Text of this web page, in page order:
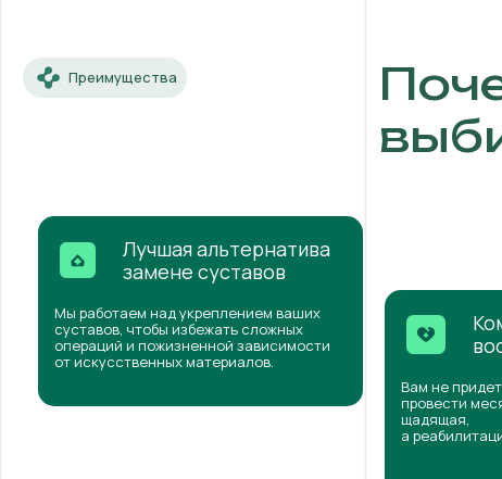
Преимущества
Лучшая альтернатива
замене суставов
Мы работаем над укреплением ваших
суставов, чтобы избежать сложных
операций и пожизненной зависимости
от искусственных материалов.
Вам не
провести
щадящая,
а